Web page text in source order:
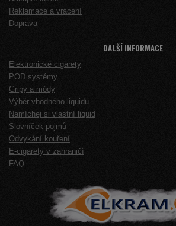
Reklamace a vrácení
Doprava
DALŠÍ INFORMACE
Elektronické cigarety
POD systémy
Gripy a módy
Výběr vhodného liquidu
Namíchej si vlastní liquid
Slovníček pojmů
Odvykání kouření
E-cigarety v zahraničí
FAQ